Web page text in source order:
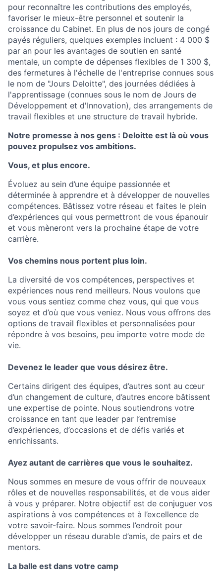
pour reconnaître les contributions des employés,
favoriser le mieux-être personnel et soutenir la
croissance du Cabinet. En plus de nos jours de congé
payés réguliers, quelques exemples incluent : 4 000 $
par an pour les avantages de soutien en santé
mentale, un compte de dépenses flexibles de 1 300 $,
des fermetures à l'échelle de l'entreprise connues sous
le nom de "Jours Deloitte", des journées dédiées à
l'apprentissage (connues sous le nom de Jours de
Développement et d'Innovation), des arrangements de
travail flexibles et une structure de travail hybride.
Notre promesse à nos gens : Deloitte est là où vous
pouvez propulsez vos ambitions.
Vous, et plus encore.
Évoluez au sein d’une équipe passionnée et
déterminée à apprendre et à développer de nouvelles
compétences. Bâtissez votre réseau et faites le plein
d’expériences qui vous permettront de vous épanouir
et vous mèneront vers la prochaine étape de votre
carrière.
Vos chemins nous portent plus loin.
La diversité de vos compétences, perspectives et
expériences nous rend meilleurs. Nous voulons que
vous vous sentiez comme chez vous, qui que vous
soyez et d’où que vous veniez. Nous vous oﬀrons des
options de travail ﬂexibles et personnalisées pour
répondre à vos besoins, peu importe votre mode de
vie.
Devenez le leader que vous désirez être.
Certains dirigent des équipes, d’autres sont au cœur
d’un changement de culture, d’autres encore bâtissent
une expertise de pointe. Nous soutiendrons votre
croissance en tant que leader par l’entremise
d’expériences, d’occasions et de défis variés et
enrichissants.
Ayez autant de carrières que vous le souhaitez.
Nous sommes en mesure de vous offrir de nouveaux
rôles et de nouvelles responsabilités, et de vous aider
à vous y préparer. Notre objectif est de conjuguer vos
aspirations à vos compétences et à l’excellence de
votre savoir-faire. Nous sommes l’endroit pour
développer un réseau durable d’amis, de pairs et de
mentors.
La balle est dans votre camp